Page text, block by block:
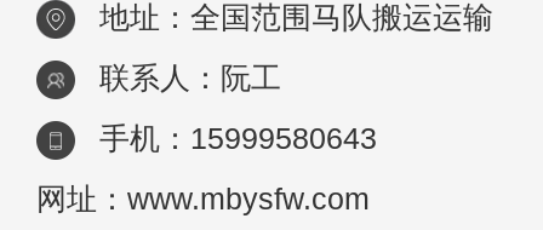
地址：全国范围马队搬运运输
联系人：阮工
手机：15999580643
网址：www.mbysfw.com